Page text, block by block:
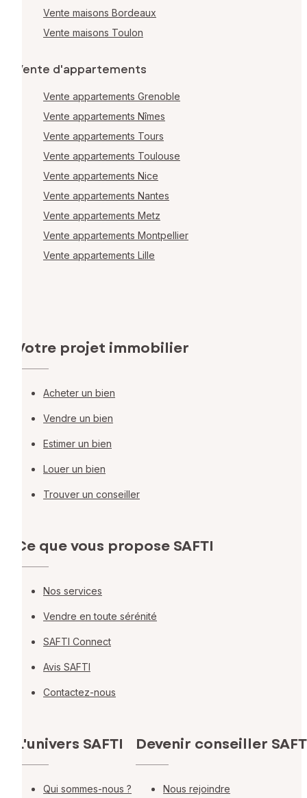
Vente maisons Bordeaux
Vente maisons Toulon
Vente d'appartements
Vente appartements Grenoble
Vente appartements Nîmes
Vente appartements Tours
Vente appartements Toulouse
Vente appartements Nice
Vente appartements Nantes
Vente appartements Metz
Vente appartements Montpellier
Vente appartements Lille
Votre projet immobilier
Acheter un bien
Vendre un bien
Estimer un bien
Louer un bien
Trouver un conseiller
Ce que vous propose SAFTI
Nos services
Vendre en toute sérénité
SAFTI Connect
Avis SAFTI
Contactez-nous
L'univers SAFTI
Qui sommes-nous ?
Devenir conseiller
Nous rejoindre